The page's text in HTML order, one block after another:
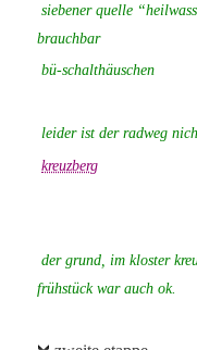
siebener quelle
brauchbar
bü-schalthäuschen
leider ist der radweg
kreuzberg
der grund, im kloster
frühstück war auch ok.